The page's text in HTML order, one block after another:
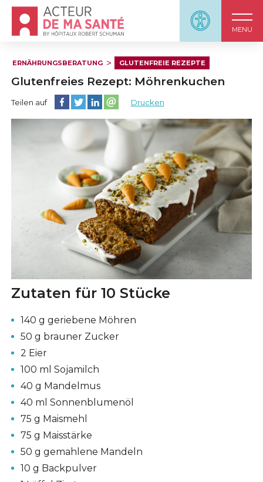
Panneau
MENU
Accueil - Acteur de ma santé, by HôpitauxRobert
ERNÄHRUNGSBERATUNG GLUTENFREIE REZEPTE
Glutenfreies Rezept: Möhrenkuchen
Teilen auf Diese Seite auf Facebook teilen
Diese Seite auf Twitter teilen
Diese Seite auf LinkedIn teilen
Partager cette page sur email
Drucken
Zutaten für 10 Stücke
140 g geriebene Möhren
50 g brauner Zucker
2 Eier
100 ml Sojamilch
40 g Mandelmus
40 ml Sonnenblumenöl
75 g Maismehl
75 g Maisstärke
50 g gemahlene Mandeln
10 g Backpulver